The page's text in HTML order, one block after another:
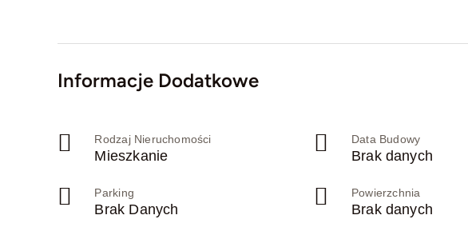
Informacje Dodatkowe
Rodzaj Nieruchomości
Mieszkanie
Data Budowy
Brak danych
Parking
Brak Danych
Powierzchnia
Brak danych